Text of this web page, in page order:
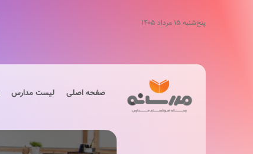
پنج‌شنبه ۱۵ مرداد ۱۴۰۵
صفحه اصلی لیست مدارس